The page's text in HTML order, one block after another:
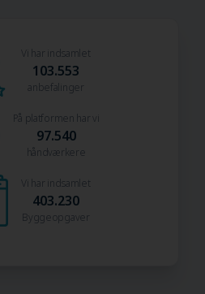
Vi har indsamlet
103.553
anbefalinger
På platformen har vi
97.540
håndværkere
Vi har indsamlet
403.230
Byggeopgaver